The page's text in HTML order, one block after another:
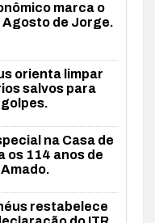
marca o
Agosto de Jorge.
orienta limpar
salvos para
na Casa de
os 114 anos de
restabelece